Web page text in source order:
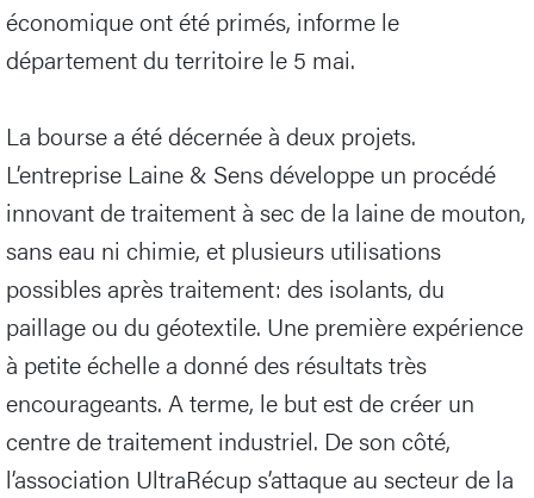
économique ont été primés, informe le
département du territoire le 5 mai.
La bourse a été décernée à deux projets.
L’entreprise Laine & Sens développe un procédé
innovant de traitement à sec de la laine de mouton,
sans eau ni chimie, et plusieurs utilisations
possibles après traitement: des isolants, du
paillage ou du géotextile. Une première expérience
à petite échelle a donné des résultats très
encourageants. A terme, le but est de créer un
centre de traitement industriel. De son côté,
l’association UltraRécup s’attaque au secteur de la